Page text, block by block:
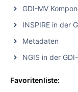
GDI-MV
INSPIRE in der
Metadaten
NGIS in der
Favoritenliste: